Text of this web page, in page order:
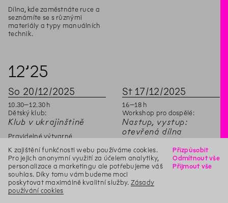
Dílna, kde zaměstnáte ruce a
seznámíte se s různými
materiály a typy manuálních
technik.
12’25
So 20/12/2025
10.30–12.30 h
Dětský klub:
Klub v ukrajinštině
Pravidelné výtvarné
lektorkou pro ukrajinské děti
ve věku 7–12 let 1x týdně v
sobotu.
St 17/12/2025
16–18 h
Workshop pro dospělé:
Nastup, vystup:
otevřená dílna
Dílna, kde zaměstnáte ruce a
seznámíte se s různými
materiály a typy manuálních
technik.
K zajištění funkčnosti webu používáme cookies.
Pro jejich anonymní využití za účelem analytiky,
personalizace a marketingu ale potřebujeme váš
souhlas. Díky tomu vám budeme moci
poskytovat maximálně kvalitní služby. Zásady
používání cookies
Přizpůsobit
Odmítnout vše
Přijmout vše